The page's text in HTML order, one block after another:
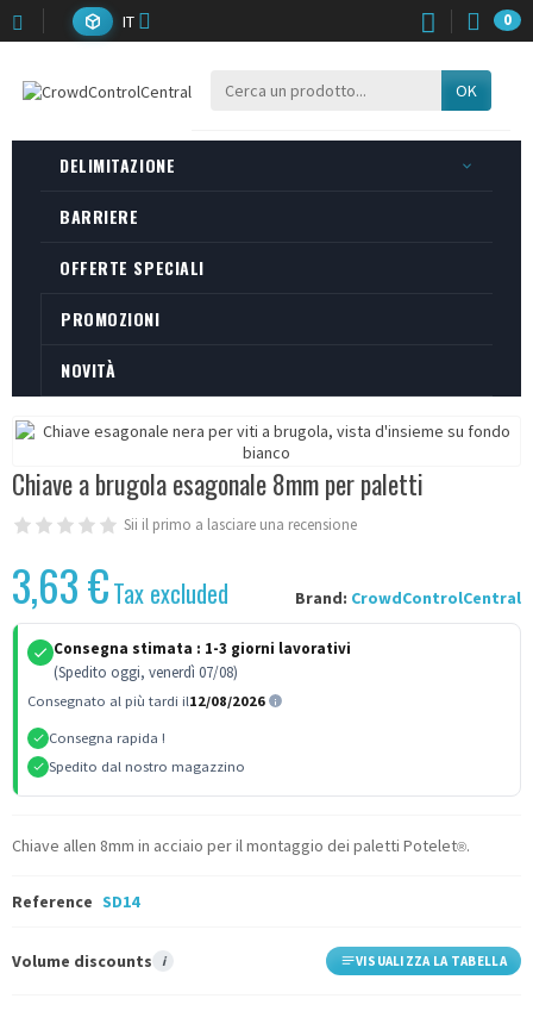
IT 0
OK
DELIMITAZIONE
BARRIERE
OFFERTE SPECIALI
PROMOZIONI
NOVITÀ
Chiave a brugola esagonale 8mm per paletti
Sii il primo a lasciare una recensione
Brand: CrowdControlCentral
3,63 €Tax excluded
Consegna stimata : 1-3 giorni lavorativi
(Spedito oggi, venerdì 07/08)
Consegnato al più tardi il12/08/2026
Consegna rapida !
Spedito dal nostro magazzino
Chiave allen 8mm in acciaio per il montaggio dei paletti Potelet®.
Reference SD14
Volume discounts i VISUALIZZA LA TABELLA